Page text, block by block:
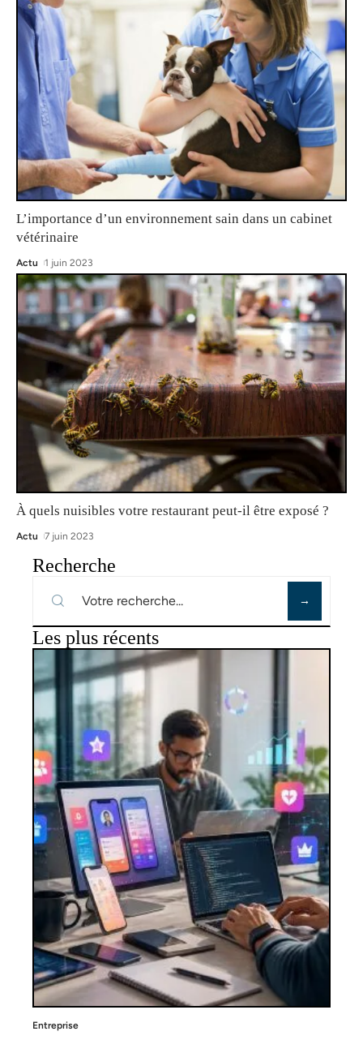
L’importance d’un environnement sain dans un cabinet
vétérinaire
Actu 1 juin 2023
À quels nuisibles votre restaurant peut-il être exposé ?
Actu 7 juin 2023
Recherche
Les plus récents
Entreprise